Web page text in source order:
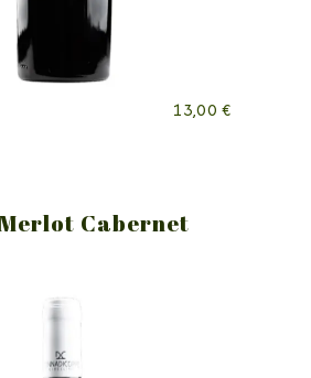
13,00€
Merlot Cabernet